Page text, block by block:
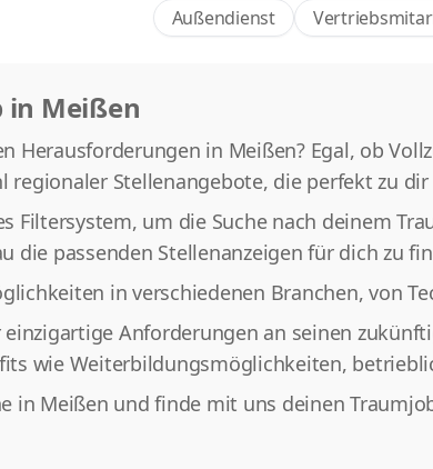
Außendienst
in Meißen
Herausforderungen in Meißen? Egal, ob
regionaler Stellenangebote, die perfekt zu dir
Filtersystem, um die Suche nach deinem
die passenden Stellenanzeigen für dich zu
in verschiedenen Branchen, von
Anforderungen an seinen
wie Weiterbildungsmöglichkeiten,
in Meißen und finde mit uns deinen